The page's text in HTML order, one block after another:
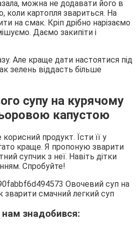
можна не додавати його в
коли картопля звариться. На
на смак. Кріп дрібно нарізаємо
Даємо закипіти і
Але краще дати настоятися під
зелень віддасть більше
супу на курячому
капустою
продукт. Їсти її у
краще. Я пропоную зварити
супчик з неї. Навіть дітки
Спробуйте!
знадобився: